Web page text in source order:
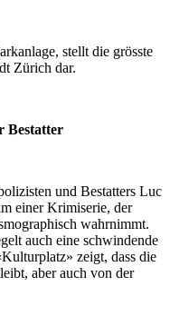
stellt die grösste
Zürich dar.
Bestatter
und Bestatters Luc
einer Krimiserie, der
wahrnimmt.
auch eine schwindende
zeigt, dass die
aber auch von der